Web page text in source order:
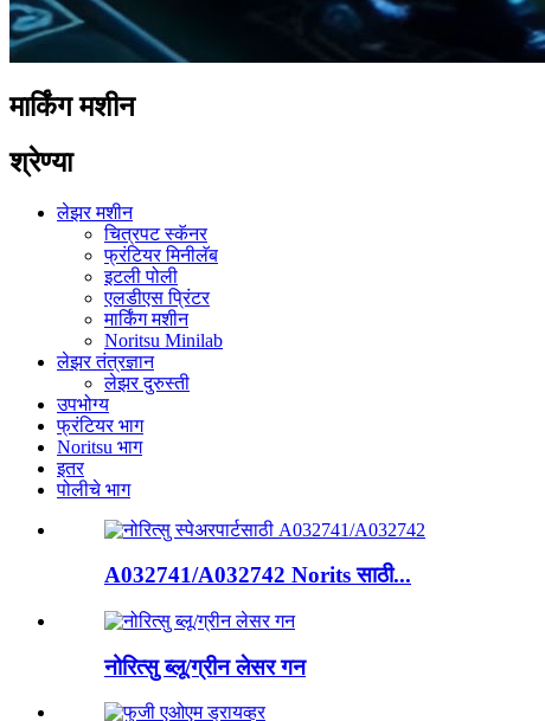
मार्किंग मशीन
श्रेण्या
लेझर मशीन
चित्रपट स्कॅनर
फ्रंटियर मिनीलॅब
इटली पोली
एलडीएस प्रिंटर
मार्किंग मशीन
Noritsu Minilab
लेझर तंत्रज्ञान
लेझर दुरुस्ती
उपभोग्य
फ्रंटियर भाग
Noritsu भाग
इतर
पोलीचे भाग
A032741/A032742 Norits साठी...
नोरित्सु ब्लू/ग्रीन लेसर गन